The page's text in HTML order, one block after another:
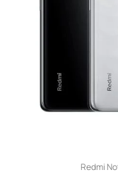
Redmi